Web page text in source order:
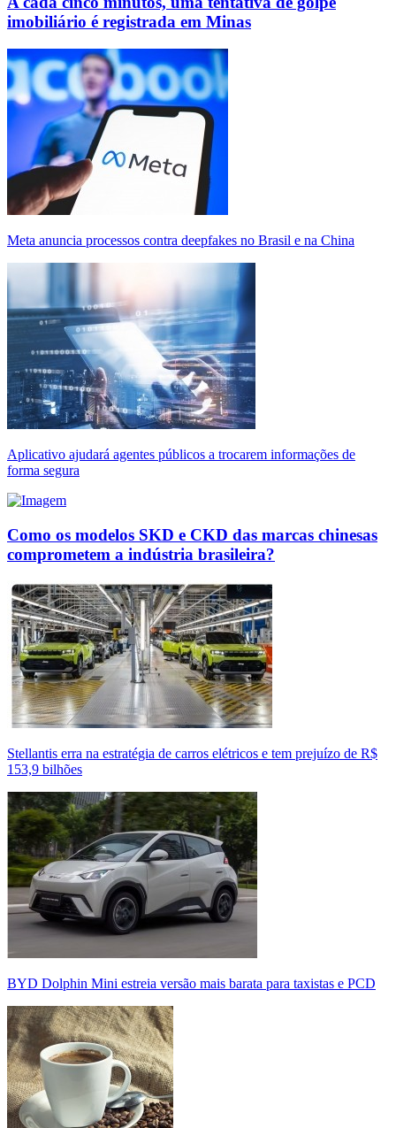
imobiliário é registrada em Minas
Meta anuncia processos contra deepfakes no Brasil e na China
Aplicativo ajudará agentes públicos a trocarem informações de
forma segura
Como os modelos SKD e CKD das marcas chinesas
comprometem a indústria brasileira?
Stellantis erra na estratégia de carros elétricos e tem prejuízo de R$
153,9 bilhões
BYD Dolphin Mini estreia versão mais barata para taxistas e PCD